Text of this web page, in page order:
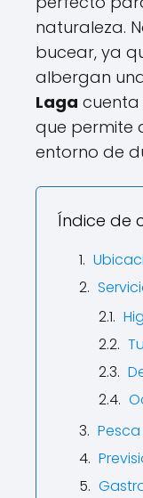
naturaleza.
bucear, ya
albergan
Laga
que permite
entorno de
Índice de